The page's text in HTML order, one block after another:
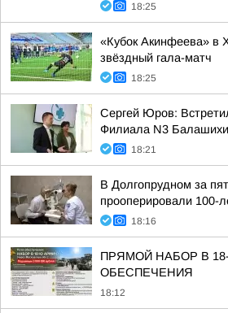
18:25
«Кубок Акинфеева» в
звёздный гала-матч
18:25
Сергей Юров:
Филиала N3
18:21
В Долгопрудном за
прооперировали 100-
18:16
ПРЯМОЙ НАБОР В
ОБЕСПЕЧЕНИЯ
18:12